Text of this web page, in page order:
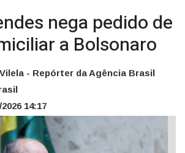
nega pedido de
a Bolsonaro
- Repórter da Agência Brasil
14:17